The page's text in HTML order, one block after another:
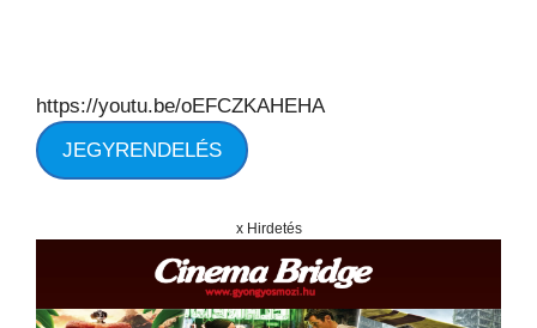
https://youtu.be/oEFCZKAHEHA
JEGYRENDELÉS
x Hirdetés